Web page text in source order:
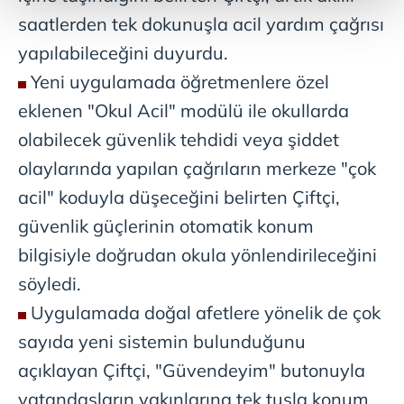
Her halükârda, kullanıcılar, bu çerezlere izin vermedikleri
takdirde, kullanıcılara hedefli reklamlar
gösterilmeyecektir."
Sitemizde kendimize ve üçüncü kişilere ait çerezler
kullanılmaktadır. Bu çerezler vasıtasıyla çeşitli kişisel
verileriniz işlenmekte olup gerekli olan çerezler bilgi
toplumu hizmetlerinin sunulması amacıyla
kullanılmaktadır. Diğer çerezler, sitemizin daha işlevsel
kılınması ve kişiselleştirilmesi ve sizlere yönelik
reklam/pazarlama faaliyetlerinin yapılması, amaçlarıyla
sınırlı olarak açık rızanız dahilinde kullanılacaktır.
Çerezlere ilişkin tercihlerinizi aşağıda yer alan panel
vasıtasıyla belirleyebilirsiniz. Çerezlere ilişkin detaylı bilgi
için Ayarlar butonuna tıklayabilir,
Çerez Bilgilendirme
saatlerden tek dokunuşla acil yardım çağrısı
yapılabileceğini duyurdu.
Yeni uygulamada öğretmenlere özel
eklenen "Okul Acil" modülü ile okullarda
olabilecek güvenlik tehdidi veya şiddet
olaylarında yapılan çağrıların merkeze "çok
acil" koduyla düşeceğini belirten Çiftçi,
güvenlik güçlerinin otomatik konum
bilgisiyle doğrudan okula yönlendirileceğini
söyledi.
Uygulamada doğal afetlere yönelik de çok
sayıda yeni sistemin bulunduğunu
açıklayan Çiftçi, "Güvendeyim" butonuyla
vatandaşların yakınlarına tek tuşla konum